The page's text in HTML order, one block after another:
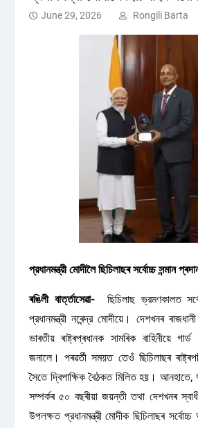
June 29, 2026 Rongili Barta
প্রধানমন্ত্রী মোদীলৈ ছিচিলাছৰ সৰ্বোচ্চ সন্মান
ৰঙিলী বাৰ্ত্তাসেৱা-ছিচিলাছ ভ্রমণকালত
প্রধানমন্ত্রী নৰেন্দ্র মোদীয়ে। দেশখনৰ ৰাজধানী
ভাৰতীয় ৰাষ্ট্ৰপ্ৰধানক সামৰিক বাহিনীয়ে
জনালে। পৰৱৰ্তী সময়ত তেওঁ ছিচিলাছৰ
সৈতে দ্বিপাক্ষিক বৈঠকত মিলিত হয়। আনহাতে,
সম্পৰ্কৰ ৫০ বছৰীয়া জয়ন্তী তথা দেশখনৰ
উপলক্ষত প্রধানমন্ত্রী মোদীক ছিচিলাছৰ সর্বোচ্চ